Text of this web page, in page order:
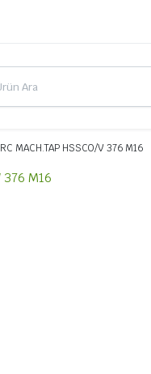
RC MACH.TAP HSSCO/V 376 M16